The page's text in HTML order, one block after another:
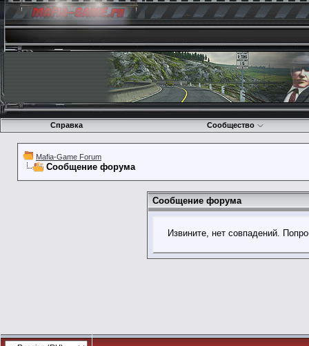
Справка Сообщество
Mafia-Game Forum
Сообщение форума
Сообщение форума
Извините, нет совпадений.